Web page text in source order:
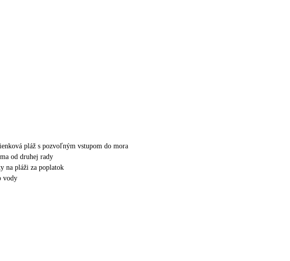
pláž s pozvoľným vstupom do mora
od druhej rady
na pláži za poplatok
vody